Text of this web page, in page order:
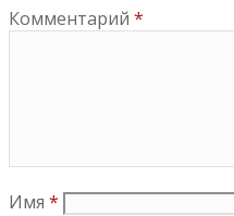
Комментарий *
Имя *